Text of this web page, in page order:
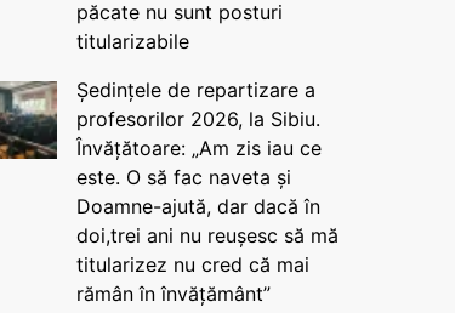
păcate nu sunt posturi
titularizabile
Ședințele de repartizare a
profesorilor 2026, la Sibiu.
Învățătoare: „Am zis iau ce
este. O să fac naveta și
Doamne-ajută, dar dacă în
doi,trei ani nu reușesc să mă
titularizez nu cred că mai
rămân în învățământ”